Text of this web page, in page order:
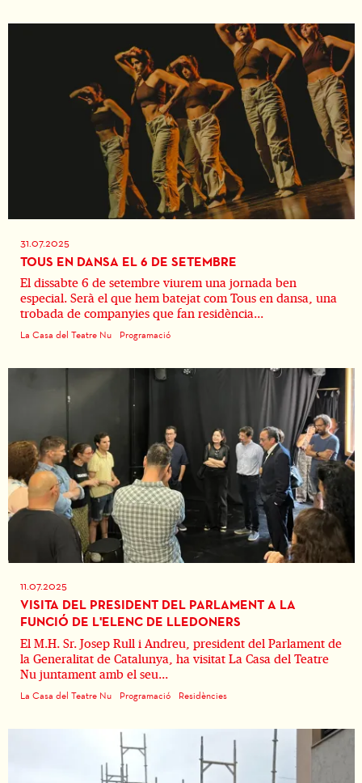
31.07.2025
TOUS EN DANSA EL 6 DE SETEMBRE
El dissabte 6 de setembre viurem una jornada ben
especial. Serà el que hem batejat com Tous en dansa, una
trobada de companyies que fan residència...
La Casa del Teatre Nu Programació
11.07.2025
VISITA DEL PRESIDENT DEL PARLAMENT A LA
FUNCIÓ DE L'ELENC DE LLEDONERS
El M.H. Sr. Josep Rull i Andreu, president del Parlament de
la Generalitat de Catalunya, ha visitat La Casa del Teatre
Nu juntament amb el seu...
La Casa del Teatre Nu Programació Residències